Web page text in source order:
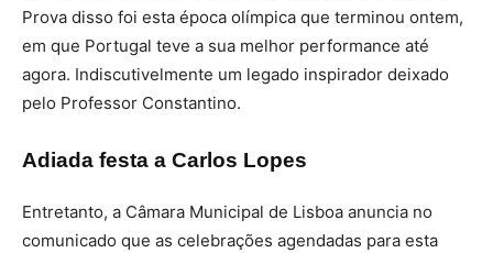
Prova disso foi esta época olímpica que terminou ontem,
em que Portugal teve a sua melhor performance até
agora. Indiscutivelmente um legado inspirador deixado
pelo Professor Constantino.
Adiada festa a Carlos Lopes
Entretanto, a Câmara Municipal de Lisboa anuncia no
comunicado que as celebrações agendadas para esta